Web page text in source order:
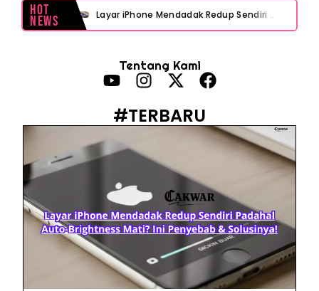
Hot
News Layar iPhone Mendadak Redup Sendiri Padahal Auto-Brightness Mati? Ini Penyebab & Solusinya!
Prabowo Sebut ‘Londo Ireng’, Ray Rangkuti Desak DPR Bersikap, Ini Ulasan Politiknya
MAKI Soroti Penahanan Eks Jampidsus Febrie Adriansyah Tanpa Rompi Pink
Babak Baru Kasus Febrie Adriansyah, Rencana Praperadilan Penyitaan Emas dan Uang Tunai Jadi Sorotan
Baterai Apple Watch Cepat Boros? Ini Penyebab dan Cara Mengatasinya
HP Huawei Cepat Panas? Ini Penyebab Utama dan Cara Mengatasinya
Tentang Kami
#TERBARU